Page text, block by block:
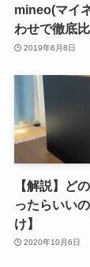
mineo(マイ
わせで徹底比
2019年6月8日
【解説】ど
ったらいい
け】
2020年10月6日